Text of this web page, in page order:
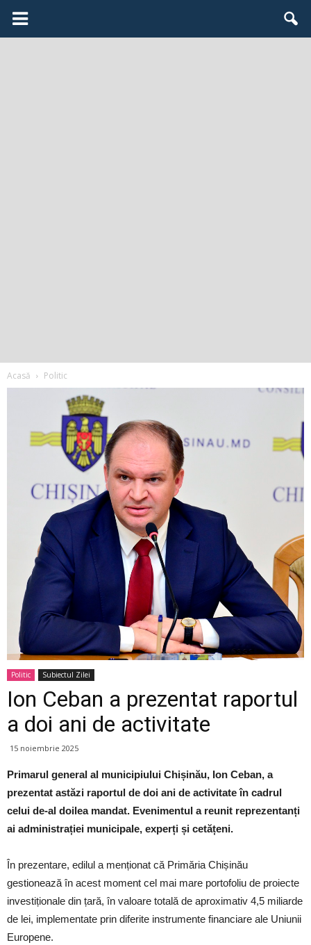
Acasă Politic
Politic Subiectul Zilei
Ion Ceban a prezentat raportul
a doi ani de activitate
15 noiembrie 2025
Primarul general al municipiului Chișinău, Ion Ceban, a
prezentat astăzi raportul de doi ani de activitate în cadrul
celui de-al doilea mandat. Evenimentul a reunit reprezentanți
ai administrației municipale, experți și cetățeni.
În prezentare, edilul a menționat că Primăria Chișinău
gestionează în acest moment cel mai mare portofoliu de proiecte
investiționale din țară, în valoare totală de aproximativ 4,5 miliarde
de lei, implementate prin diferite instrumente financiare ale Uniunii
Europene.